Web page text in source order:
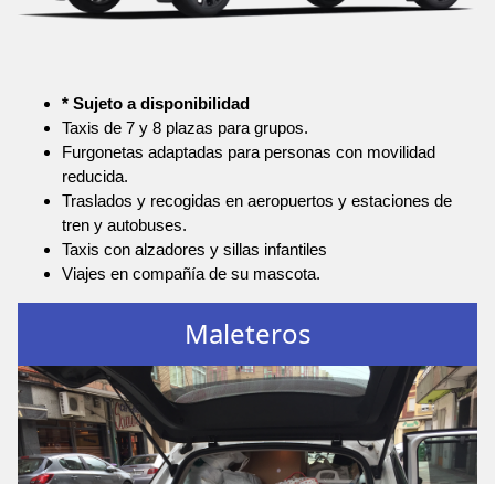
* Sujeto a disponibilidad
Taxis de 7 y 8 plazas para grupos.
Furgonetas adaptadas para personas con movilidad
reducida.
Traslados y recogidas en aeropuertos y estaciones de
tren y autobuses.
Taxis con alzadores y sillas infantiles
Viajes en compañía de su mascota.
Maleteros